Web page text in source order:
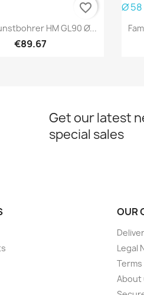
Quick viewHM GL90 Ø...
€89.67
favorite_border
Get our latest
special sales
OUR
Legal
About